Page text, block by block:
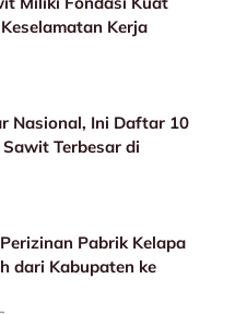
Kerja
Nasional, Ini Daftar 10
Terbesar di
Pabrik Kelapa
dari Kabupaten ke